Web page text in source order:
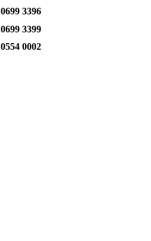
0699 3396
0699 3399
0554 0002